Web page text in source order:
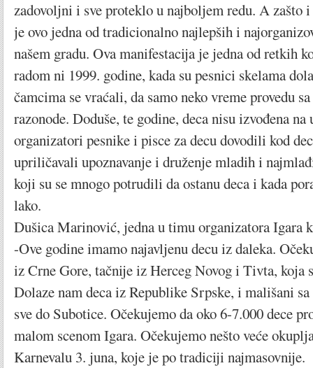
zadovoljni i sve proteklo u najboljem redu. A zašto
je ovo jedna od tradicionalno najlepših i
našem gradu. Ova manifestacija je jedna od retkih
radom ni 1999. godine, kada su pesnici skelama
čamcima se vraćali, da samo neko vreme provedu
razonode. Doduše, te godine, deca nisu izvođena
organizatori pesnike i pisce za decu dovodili kod
upriličavali upoznavanje i druženje mladih i
koji su se mnogo potrudili da ostanu deca i kada
lako.
Dušica Marinović, jedna u timu organizatora Igara
-Ove godine imamo najavljenu decu iz daleka.
iz Crne Gore, tačnije iz Herceg Novog i Tivta, koja
Dolaze nam deca iz Republike Srpske, i mališani
sve do Subotice. Očekujemo da oko 6-7.000 dece
malom scenom Igara. Očekujemo nešto veće
Karnevalu 3. juna, koje je po tradiciji najmasovnije.